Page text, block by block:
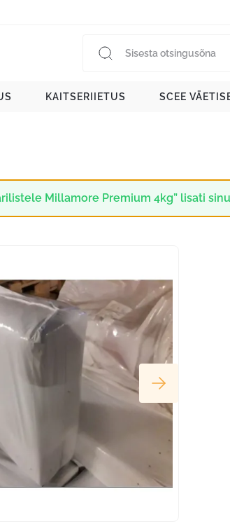
KAITSERIIETUS SCEE
Millamore Premium 4kg” lisati